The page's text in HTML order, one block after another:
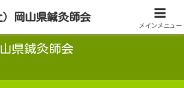
公益社団法人
県鍼灸師会
）岡山県鍼灸師会
メインメニュー